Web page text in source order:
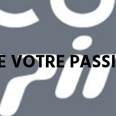
VOTRE